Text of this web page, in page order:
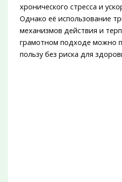
хронического стресса и
Однако её использование
механизмов действия и
грамотном подходе можно
пользу без риска для